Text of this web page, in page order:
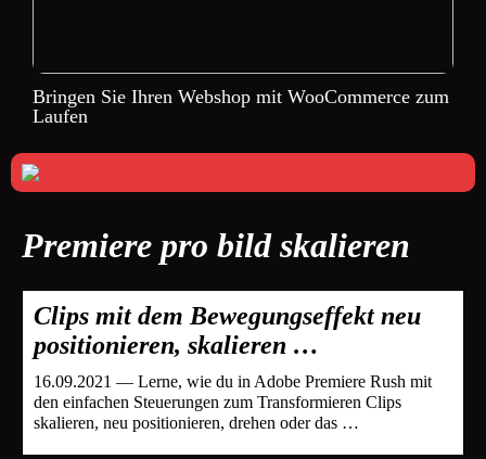
Bringen Sie Ihren Webshop mit WooCommerce zum
Laufen
Premiere pro bild skalieren
Clips mit dem Bewegungseffekt neu
positionieren, skalieren …
16.09.2021 — Lerne, wie du in Adobe Premiere Rush mit
den einfachen Steuerungen zum Transformieren Clips
skalieren, neu positionieren, drehen oder das …